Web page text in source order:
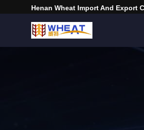
Henan Wheat Import And Export